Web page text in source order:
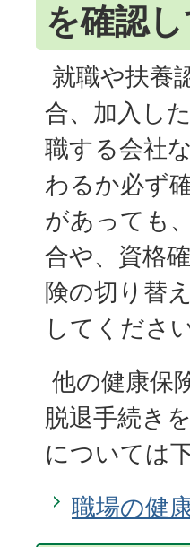
を確認
就職や扶養
合、加入し
職する会社
わるか必ず
があっても
合や、資格
険の切り替
してください
他の健康保
脱退手続き
については
職場の健